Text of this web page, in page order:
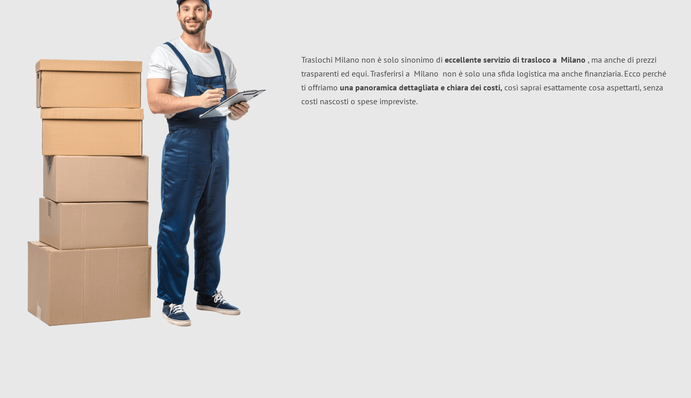
Traslochi Milano non è solo sinonimo di eccellente servizio di trasloco a Milano , ma anche di prezzi
trasparenti ed equi. Trasferirsi a Milano non è solo una sfida logistica ma anche finanziaria. Ecco perché
ti offriamo una panoramica dettagliata e chiara dei costi, così saprai esattamente cosa aspettarti, senza
costi nascosti o spese impreviste.